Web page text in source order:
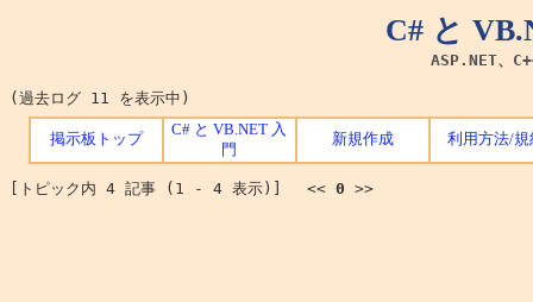
C# と
ASP.NET、
(過去ログ 11 を表示中)
掲示板トップ
C# と VB.NET 入
門
新規作成 利用方法/規
[トピック内 4 記事 (1 - 4 表示)] << 0 >>